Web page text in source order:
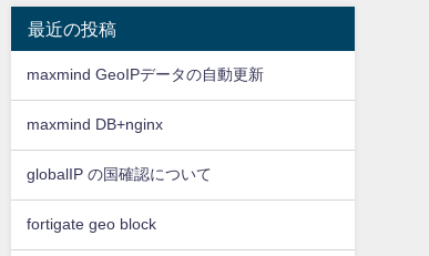
最近の投稿
maxmind GeoIPデータの自動更新
maxmind DB+nginx
globalIP の国確認について
fortigate geo block